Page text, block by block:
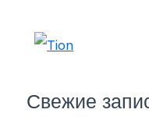
Свежие